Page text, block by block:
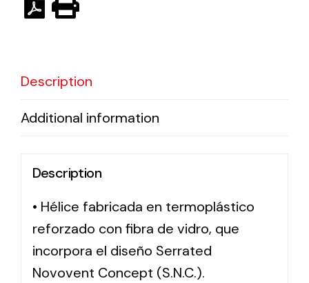
Solar lighting
Variety of solar solutions for all kinds of needs.
Description
Additional information
Description
• Hélice fabricada en termoplástico
reforzado con fibra de vidro, que
incorpora el diseño Serrated
Novovent Concept (S.N.C.).